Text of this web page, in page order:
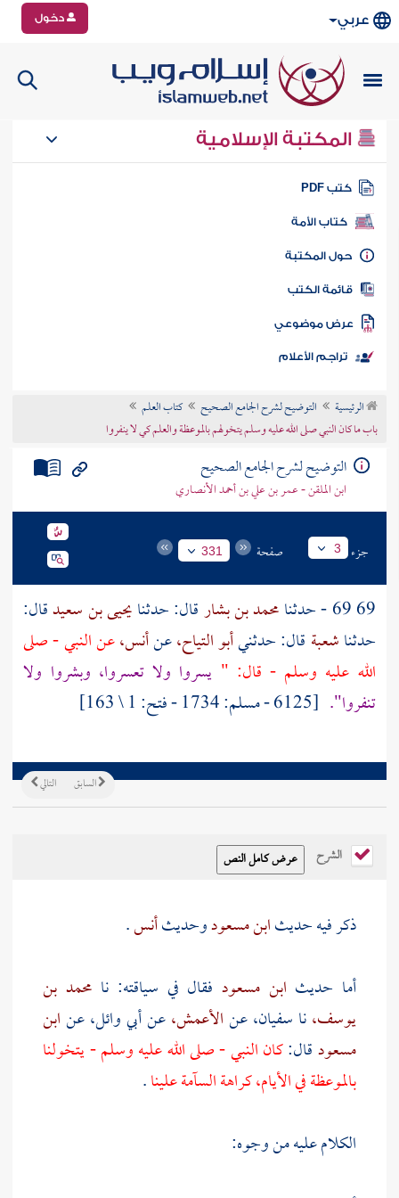
عربي دخول
المكتبة الإسلامية
كتب PDF
كتاب الأمة
المكتبة
الكتب
موضوعي
تراجم الأعلام
الرئيسية التوضيح لشرح الجامع الصحيح
كتاب العلم
باب ما كان النبي صلى الله عليه وسلم يتخولهم بالموعظة والعلم كي لا ينفروا
التوضيح لشرح الجامع الصحيح
ابن الملقن - عمر بن علي بن أحمد الأنصاري
جزء 3 صفحة 331
69 69 - حدثنا محمد بن بشارقال: حدثنايحيى بن سعيدقال:
حدثناشعبة قال: حدثنيأبو التياح،عنأنس،عن النبي - صلى
الله عليه وسلم - قال: " يسروا ولا تعسروا، وبشروا ولا
تنفروا". [6125 - مسلم: 1734 - فتح: 1 \ 163]
التالي السابق
الشرح
ذكر فيه حديثابن مسعودوحديثأنس.
أما حديث ابن مسعود فقال في سياقته: نا محمد بن
يوسف،نا سفيان،عنالأعمش،عن أبي وائل، عنابن
مسعودقال:كان النبي - صلى الله عليه وسلم - يتخولنا
بالموعظة في الأيام، كراهة السآمة علينا.
الكلام عليه من وجوه: